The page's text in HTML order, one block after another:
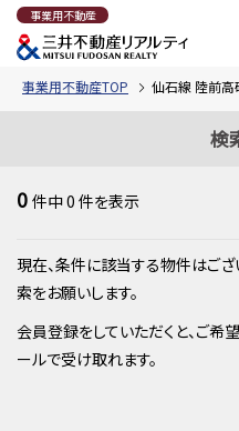
事業用不動産
事業用不動産TOP 仙石線 陸前高
検
0 件中0 件を表示
現在、条件に該当する物件はご
索をお願いします。
会員登録をしていただくと、ご
ールで受け取れます。